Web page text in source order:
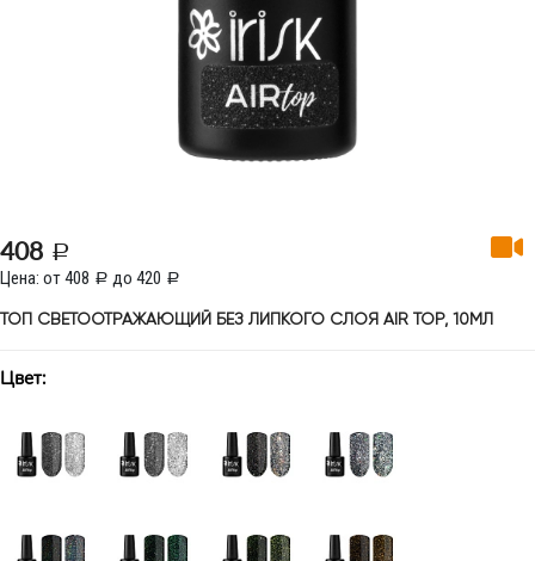
408
Цена: от 408 до 420
ТОП СВЕТООТРАЖАЮЩИЙ БЕЗ ЛИПКОГО СЛОЯ AIR TOP, 10МЛ
Цвет: